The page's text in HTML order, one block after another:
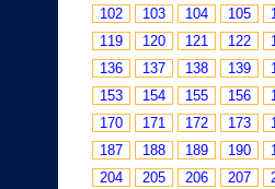
102
103 104 105
119
120 121 122
136
137 138 139
153
154 155 156
170
171 172 173
187
188 189 190
204
205 206 207